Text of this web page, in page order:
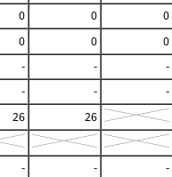
0 0
0
0 0
0
- -
-
- -
-
26
26
- -
-